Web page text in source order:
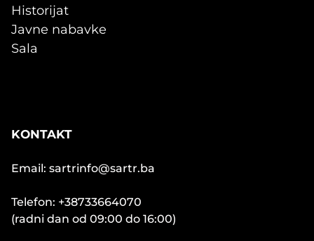
Historijat
Javne nabavke
Sala
KONTAKT
Email: sartrinfo@sartr.ba
Telefon: +38733664070
(radni dan od 09:00 do 16:00)